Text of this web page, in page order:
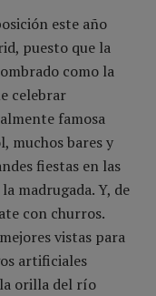
este año
puesto que la
como la
celebrar
famosa
muchos bares y
fiestas en las
madrugada. Y, de
con churros.
vistas para
artificiales
la orilla del río